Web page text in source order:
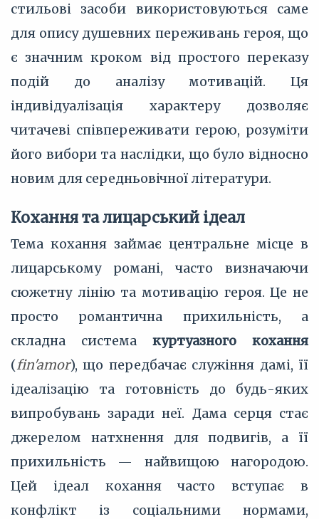
стильові засоби використовуються саме
для опису душевних переживань героя, що
є значним кроком від простого переказу
подій до аналізу мотивацій. Ця
індивідуалізація характеру дозволяє
читачеві співпереживати герою, розуміти
його вибори та наслідки, що було відносно
новим для середньовічної літератури.
Кохання та лицарський ідеал
Тема кохання займає центральне місце в
лицарському романі, часто визначаючи
сюжетну лінію та мотивацію героя. Це не
просто романтична прихильність, а
складна система куртуазного кохання
(fin'amor), що передбачає служіння дамі, її
ідеалізацію та готовність до будь-яких
випробувань заради неї. Дама серця стає
джерелом натхнення для подвигів, а її
прихильність — найвищою нагородою.
Цей ідеал кохання часто вступає в
конфлікт із соціальними нормами,